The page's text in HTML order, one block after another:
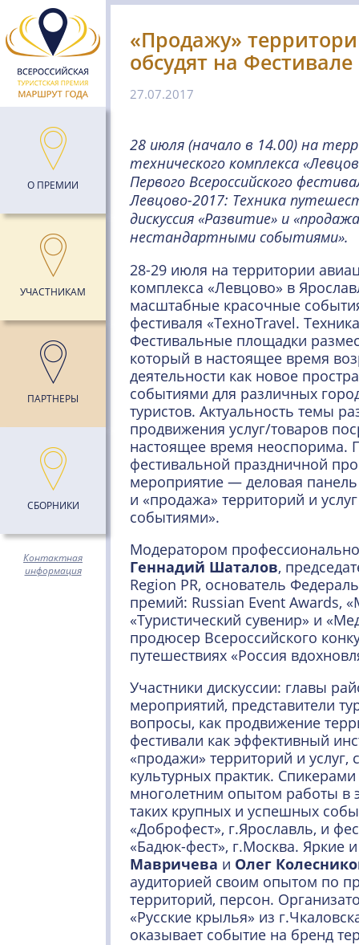
О ПРЕМИИ
УЧАСТНИКАМ
ПАРТНЕРЫ
СБОРНИКИ
Контактная
информация
«Продажу»
обсудят на
27.07.2017
28 июля (начало в 14.00) на
технического комплекса
Первого Всероссийского
Левцово-2017: Техника
дискуссия «Развитие» и
нестандартными событиями».
28-29 июля на территории
комплекса «Левцово» в
масштабные красочные
фестиваля «ТехноTravel.
Фестивальные площадки
который в настоящее время
деятельности как новое
событиями для различных
туристов. Актуальность темы
продвижения услуг/товаров
настоящее время неоспорима.
фестивальной праздничной
мероприятие — деловая
и «продажа» территорий и
событиями».
Модератором
Геннадий Шаталов,
Region PR, основатель
премий: Russian Event Awards,
«Туристический сувенир» и
продюсер Всероссийского
путешествиях «Россия
Участники дискуссии: главы
мероприятий, представители
вопросы, как продвижение
фестивали как эффективный
«продажи» территорий и услуг,
культурных практик.
многолетним опытом работы в
таких крупных и успешных
«Доброфест», г.Ярославль, и
«Бадюк-фест», г.Москва. Яркие
Мавричева и Олег
аудиторией своим опытом по
территорий, персон.
«Русские крылья» из
оказывает событие на бренд